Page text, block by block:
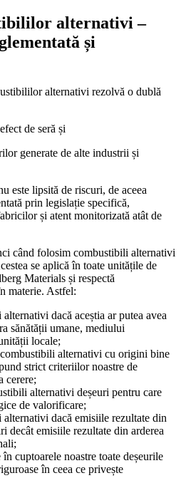
alternativi –
și
alternativi rezolvă o dublă
de seră și
generate de alte industrii și
este lipsită de riscuri, de aceea
prin legislație specifică,
și atent monitorizată atât de
când folosim combustibili alternativi
se aplică în toate unitățile de
Materials și respectă
materie. Astfel:
dacă aceștia ar putea avea
sănătății umane, mediului
locale;
alternativi cu origini bine
strict criteriilor noastre de
cerere;
alternativi deșeuri pentru care
de valorificare;
dacă emisiile rezultate din
decât emisiile rezultate din arderea
cuptoarele noastre toate deșeurile
în ceea ce privește